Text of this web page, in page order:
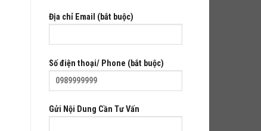
Địa chỉ Email (bắt buộc)
Số điện thoại/ Phone (bắt buộc)
Gửi Nội Dung Cần Tư Vấn